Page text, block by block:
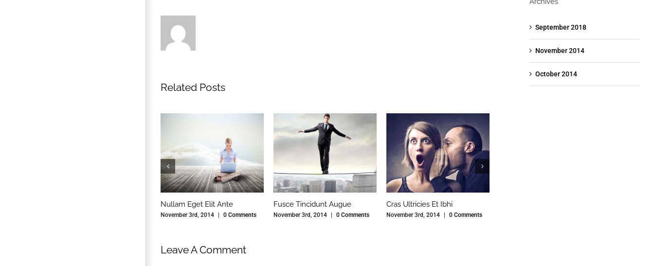
Related Posts
Nullam Eget Elit Ante
November 3rd, 2014 | 0 Comments
Fusce Tincidunt Augue
November 3rd, 2014 | 0 Comments
Cras Ultricies Et Ibhi
November 3rd, 2014 | 0 Comments
Leave A Comment
September 2018
November 2014
October 2014